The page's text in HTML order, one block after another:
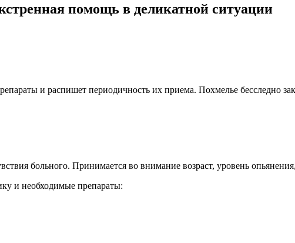
помощь в деликатной ситуации
и распишет периодичность их приема. Похмелье бесследно
больного. Принимается во внимание возраст, уровень
и необходимые препараты: